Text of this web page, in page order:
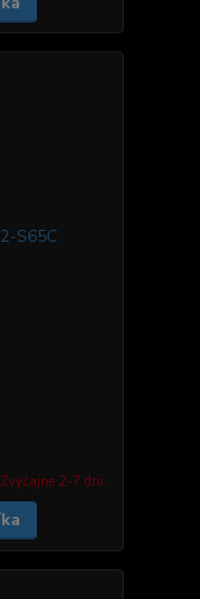
Zvyčajne 2-7 dni.